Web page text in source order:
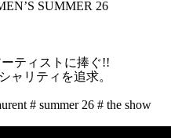
ティストに捧ぐ!!
ャリティを追求。
# summer 26 # the show